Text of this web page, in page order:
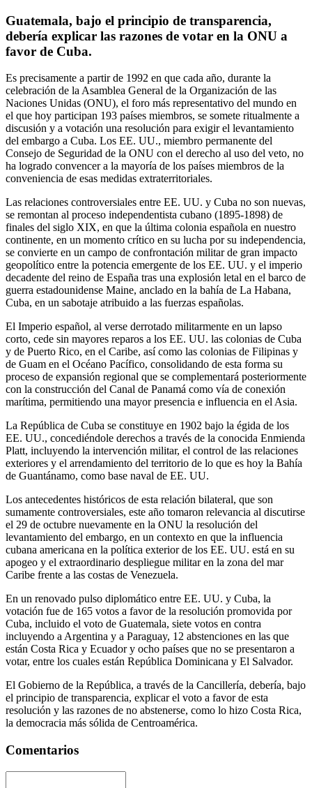
Guatemala, bajo el principio de transparencia,
debería explicar las razones de votar en la ONU a
favor de Cuba.
Es precisamente a partir de 1992 en que cada año, durante la
celebración de la Asamblea General de la Organización de las
Naciones Unidas (ONU), el foro más representativo del mundo en
el que hoy participan 193 países miembros, se somete ritualmente a
discusión y a votación una resolución para exigir el levantamiento
del embargo a Cuba. Los EE. UU., miembro permanente del
Consejo de Seguridad de la ONU con el derecho al uso del veto, no
ha logrado convencer a la mayoría de los países miembros de la
conveniencia de esas medidas extraterritoriales.
Las relaciones controversiales entre EE. UU. y Cuba no son nuevas,
se remontan al proceso independentista cubano (1895-1898) de
finales del siglo XIX, en que la última colonia española en nuestro
continente, en un momento crítico en su lucha por su independencia,
se convierte en un campo de confrontación militar de gran impacto
geopolítico entre la potencia emergente de los EE. UU. y el imperio
decadente del reino de España tras una explosión letal en el barco de
guerra estadounidense Maine, anclado en la bahía de La Habana,
Cuba, en un sabotaje atribuido a las fuerzas españolas.
El Imperio español, al verse derrotado militarmente en un lapso
corto, cede sin mayores reparos a los EE. UU. las colonias de Cuba
y de Puerto Rico, en el Caribe, así como las colonias de Filipinas y
de Guam en el Océano Pacífico, consolidando de esta forma su
proceso de expansión regional que se complementará posteriormente
con la construcción del Canal de Panamá como vía de conexión
marítima, permitiendo una mayor presencia e influencia en el Asia.
La República de Cuba se constituye en 1902 bajo la égida de los
EE. UU., concediéndole derechos a través de la conocida Enmienda
Platt, incluyendo la intervención militar, el control de las relaciones
exteriores y el arrendamiento del territorio de lo que es hoy la Bahía
de Guantánamo, como base naval de EE. UU.
Los antecedentes históricos de esta relación bilateral, que son
sumamente controversiales, este año tomaron relevancia al discutirse
el 29 de octubre nuevamente en la ONU la resolución del
levantamiento del embargo, en un contexto en que la influencia
cubana americana en la política exterior de los EE. UU. está en su
apogeo y el extraordinario despliegue militar en la zona del mar
Caribe frente a las costas de Venezuela.
En un renovado pulso diplomático entre EE. UU. y Cuba, la
votación fue de 165 votos a favor de la resolución promovida por
Cuba, incluido el voto de Guatemala, siete votos en contra
incluyendo a Argentina y a Paraguay, 12 abstenciones en las que
están Costa Rica y Ecuador y ocho países que no se presentaron a
votar, entre los cuales están República Dominicana y El Salvador.
El Gobierno de la República, a través de la Cancillería, debería, bajo
el principio de transparencia, explicar el voto a favor de esta
resolución y las razones de no abstenerse, como lo hizo Costa Rica,
la democracia más sólida de Centroamérica.
Comentarios